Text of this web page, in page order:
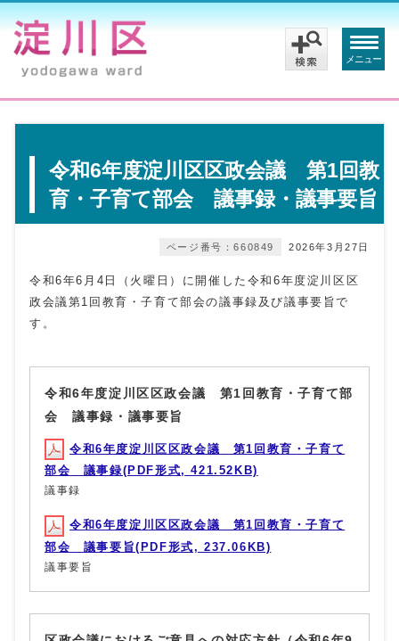
メニュー
令和6年度淀川区区政会議 第1回教
育・子育て部会 議事録・議事要旨
2026年3月27日
ページ番号：660849
令和6年6月4日（火曜日）に開催した令和6年度淀川区区
政会議第1回教育・子育て部会の議事録及び議事要旨で
す。
令和6年度淀川区区政会議 第1回教育・子育て部
会 議事録・議事要旨
令和6年度淀川区区政会議 第1回教育・子育て
部会 議事録(PDF形式, 421.52KB)
議事録
令和6年度淀川区区政会議 第1回教育・子育て
部会 議事要旨(PDF形式, 237.06KB)
議事要旨